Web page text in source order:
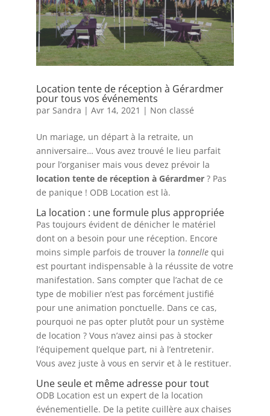
Location tente de réception à Gérardmer
pour tous vos événements
par Sandra | Avr 14, 2021 | Non classé
Un mariage, un départ à la retraite, un
anniversaire… Vous avez trouvé le lieu parfait
pour l’organiser mais vous devez prévoir la
location tente de réception à Gérardmer? Pas
de panique ! ODB Location est là.
La location : une formule plus appropriée
Pas toujours évident de dénicher le matériel
dont on a besoin pour une réception. Encore
moins simple parfois de trouver la tonnellequi
est pourtant indispensable à la réussite de votre
manifestation. Sans compter que l’achat de ce
type de mobilier n’est pas forcément justifié
pour une animation ponctuelle. Dans ce cas,
pourquoi ne pas opter plutôt pour un système
de location ? Vous n’avez ainsi pas à stocker
l’équipement quelque part, ni à l’entretenir.
Vous avez juste à vous en servir et à le restituer.
Une seule et même adresse pour tout
ODB Location est un expert de la location
événementielle. De la petite cuillère aux chaises